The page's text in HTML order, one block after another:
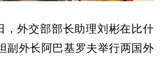
，外交部部长助理刘彬在比什
副外长阿巴基罗夫举行两国外